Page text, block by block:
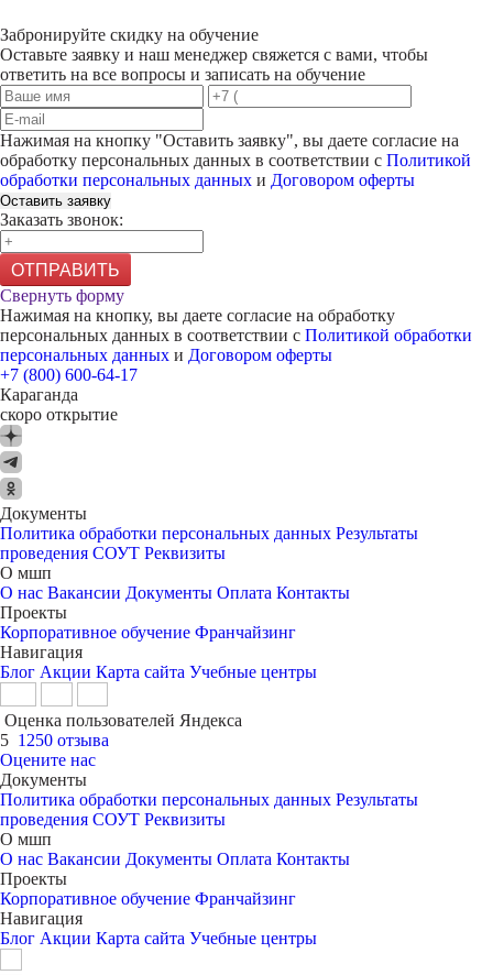
Забронируйте скидку на обучение
Оставьте заявку и наш менеджер свяжется с вами, чтобы
ответить на все вопросы и записать на обучение
Нажимая на кнопку "Оставить заявку", вы даете согласие на
обработку персональных данных в соответствии с Политикой
обработки персональных данных и Договором оферты
Оставить заявку
Заказать звонок:
ОТПРАВИТЬ
Свернуть форму
Нажимая на кнопку, вы даете согласие на обработку
персональных данных в соответствии с Политикой обработки
персональных данных и Договором оферты
+7 (800) 600-64-17
Караганда
скоро открытие
Документы
Политика обработки персональных данных Результаты
проведения СОУТ Реквизиты
О мшп
О нас Вакансии Документы Оплата Контакты
Проекты
Корпоративное обучение Франчайзинг
Навигация
Блог Акции Карта сайта Учебные центры
Оценка пользователей Яндекса
5 1250 отзыва
Оцените нас
Документы
Политика обработки персональных данных Результаты
проведения СОУТ Реквизиты
О мшп
О нас Вакансии Документы Оплата Контакты
Проекты
Корпоративное обучение Франчайзинг
Навигация
Блог Акции Карта сайта Учебные центры